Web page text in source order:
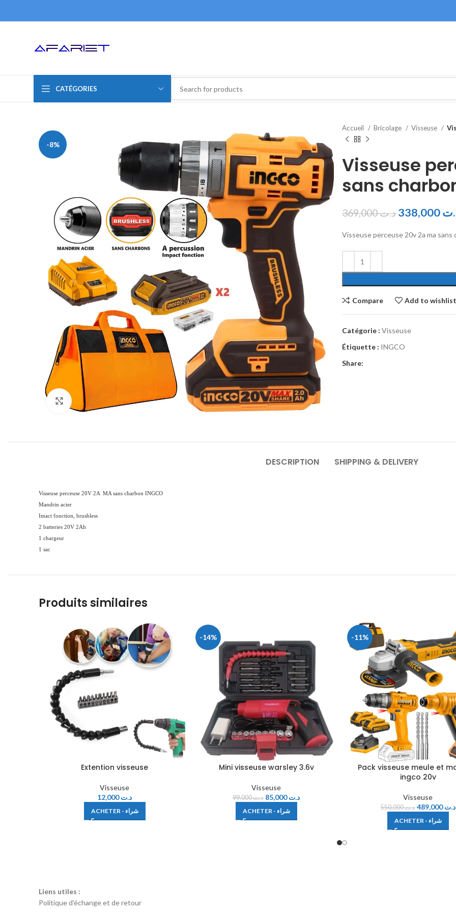
CATÉGORIES
-8%
Click to enlarge
Accueil Bricolage Visseuse
Visseuse
sans
د.ت369,000
Visseuse perceuse 20v 2a ma sans
Compare Add to
Catégorie : Visseuse
Étiquette : INGCO
Share:
DESCRIPTION SHIPPING & DELIVERY
Visseuse perceuse 20V 2A MA sans charbon INGCO
Mandrin acier
Imact fonction, brushless
2 batteries 20V 2Ah
1 chargeur
1 sac
Produits similaires
Extention visseuse
Visseuse
د.ت12,000
ACHETER - شراء
-14%
Mini visseuse warsley 3.6v
Visseuse
د.ت99,000 د.ت85,000
ACHETER - شراء
-11%
Pack visseuse meule et
ingco 20v
Visseuse
د.ت550,000 د.ت489,000
ACHETER - شراء
Liens utiles :
Politique d'échange et de retour